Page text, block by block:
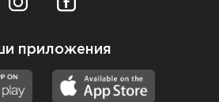
приложения